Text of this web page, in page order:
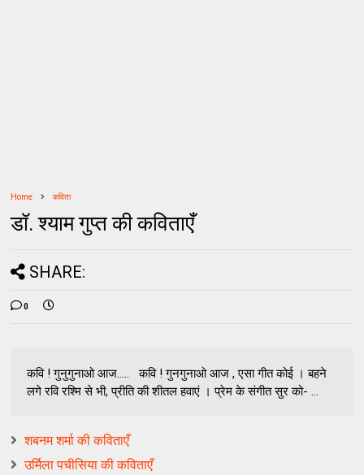
Home कविता
डॉ. श्याम गुप्त की कविताएँ
SHARE:
0
कवि ! गुनुगुनाओ आज..... कवि ! गुनगुनाओ आज , एसा गीत कोई । बहने
लगे रवि रश्मि से भी, प्रीति की शीतल हवाएं । प्रेम के संगीत सुर को- ...
शबनम शर्मा की कविताएँ
उर्मिला पचीसिया की कविताएँ